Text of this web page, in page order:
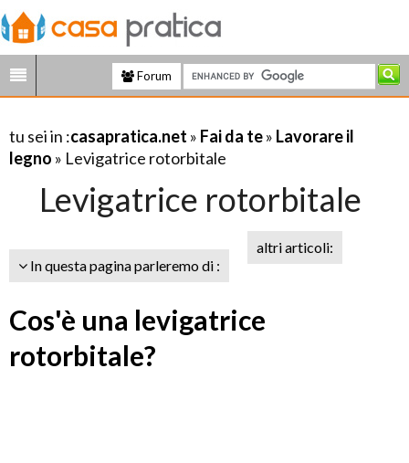
Forum
tu sei in :casapratica.net » Fai da te» Lavorare il
legno » Levigatrice rotorbitale
Levigatrice rotorbitale
In questa pagina parleremo di :
altri articoli:
Cos'è una levigatrice
rotorbitale?